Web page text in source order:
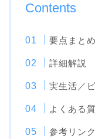
Contents
要点まとめ
詳細解説
実生活／
よくある
参考リンク